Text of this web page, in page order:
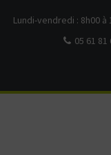
Lundi-vendredi : 8h00 à
05 61 81